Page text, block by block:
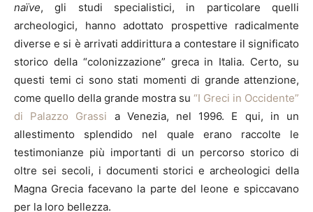
naïve, gli studi specialistici, in particolare quelli
archeologici, hanno adottato prospettive radicalmente
diverse e si è arrivati addirittura a contestare il significato
storico della “colonizzazione” greca in Italia. Certo, su
questi temi ci sono stati momenti di grande attenzione,
come quello della grande mostra su “I Greci in Occidente”
di Palazzo Grassi a Venezia, nel 1996. E qui, in un
allestimento splendido nel quale erano raccolte le
testimonianze più importanti di un percorso storico di
oltre sei secoli, i documenti storici e archeologici della
Magna Grecia facevano la parte del leone e spiccavano
per la loro bellezza.